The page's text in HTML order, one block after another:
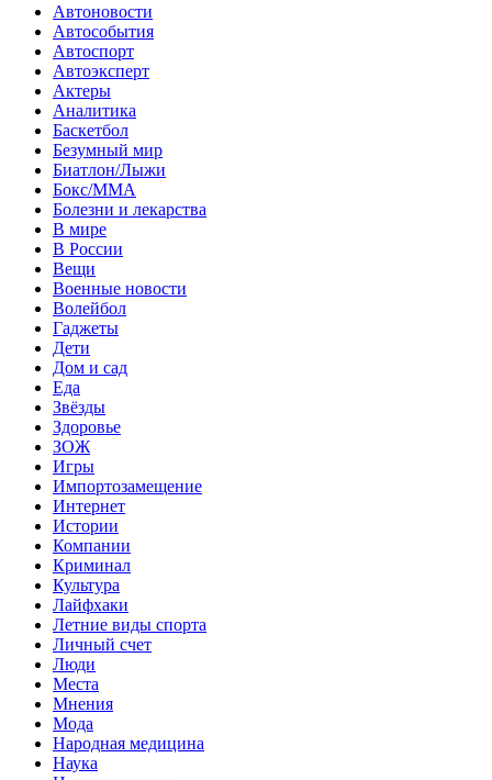
Автоновости
Автособытия
Автоспорт
Автоэксперт
Актеры
Аналитика
Баскетбол
Безумный мир
Биатлон/Лыжи
Бокс/MMA
Болезни и лекарства
В мире
В России
Вещи
Военные новости
Волейбол
Гаджеты
Дети
Дом и сад
Еда
Звёзды
Здоровье
ЗОЖ
Игры
Импортозамещение
Интернет
Истории
Компании
Криминал
Культура
Лайфхаки
Летние виды спорта
Личный счет
Люди
Места
Мнения
Мода
Народная медицина
Наука